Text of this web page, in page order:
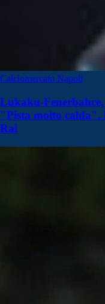
Calciomercato Napoli
Lukaku-
"Pista molto calda".
Rai